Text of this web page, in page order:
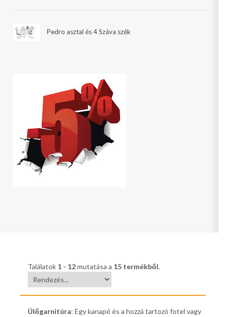
Pedro asztal és 4 Száva szék
Találatok 1 - 12mutatása a 15 termékből.
Ülőgarnitúra: Egy kanapé és a hozzá tartozó fotel vagy